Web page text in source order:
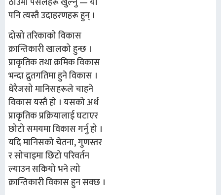
पनि त्यस्तै उदाहरणहरू हुन् ।
दोस्रो तरिकाको विकास
क्रान्तिकारी खालको हुन्छ ।
प्राकृतिक तथा क्रमिक विकास
भन्दा द्रुतगतिमा हुने विकास ।
धेरैजसो मानिसहरूले चाहने
विकास यस्तै हो । यसको अर्थ
प्राकृतिक प्रक्रियालाई घटाएर
छोटो समयमा विकास गर्नु हो ।
यदि मानिसको चेतना, गुणस्तर
र सोचाइमा छिटो परिवर्तन
ल्याउन सकियो भने त्यो
क्रान्तिकारी विकास हुन सक्छ ।